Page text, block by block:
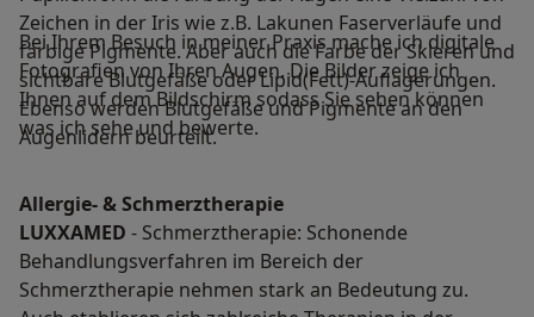
Zeichen in der Iris wie z.B. Lakunen Faserverläufe und
farbige Pigmente. Aber auch die Farbe der Skleren und
sichtbare Blutgefäße oder Lipid(Fett)-Auflagerungen.
Ebenso werden Blutgefäße und Pigmente an den
Augenlidern beurteilt.
Bei Ihrem Besuch in meiner Praxis mache ich digitale
Fotografien von Ihren Augen. Die Bilder zeige ich
Ihnen auf dem Bildschirm sodass Sie sehen können
was ich sehe und bewerte.
Allergie- & Schmerztherapie
LUXXAMED - Schmerztherapie: Schonende
Behandlungsverfahren im Bereich der
Schmerztherapie nehmen stark an Bedeutung zu.